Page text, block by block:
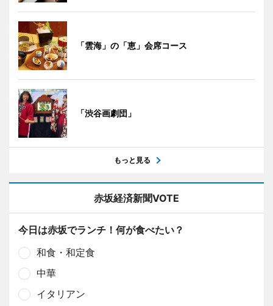
「雲海」の「恵」会席コース
「渋谷画劇団」
もっと見る
赤坂経済新聞VOTE
今日は赤坂でランチ！何が食べたい？
和食・和定食
中華
イタリアン